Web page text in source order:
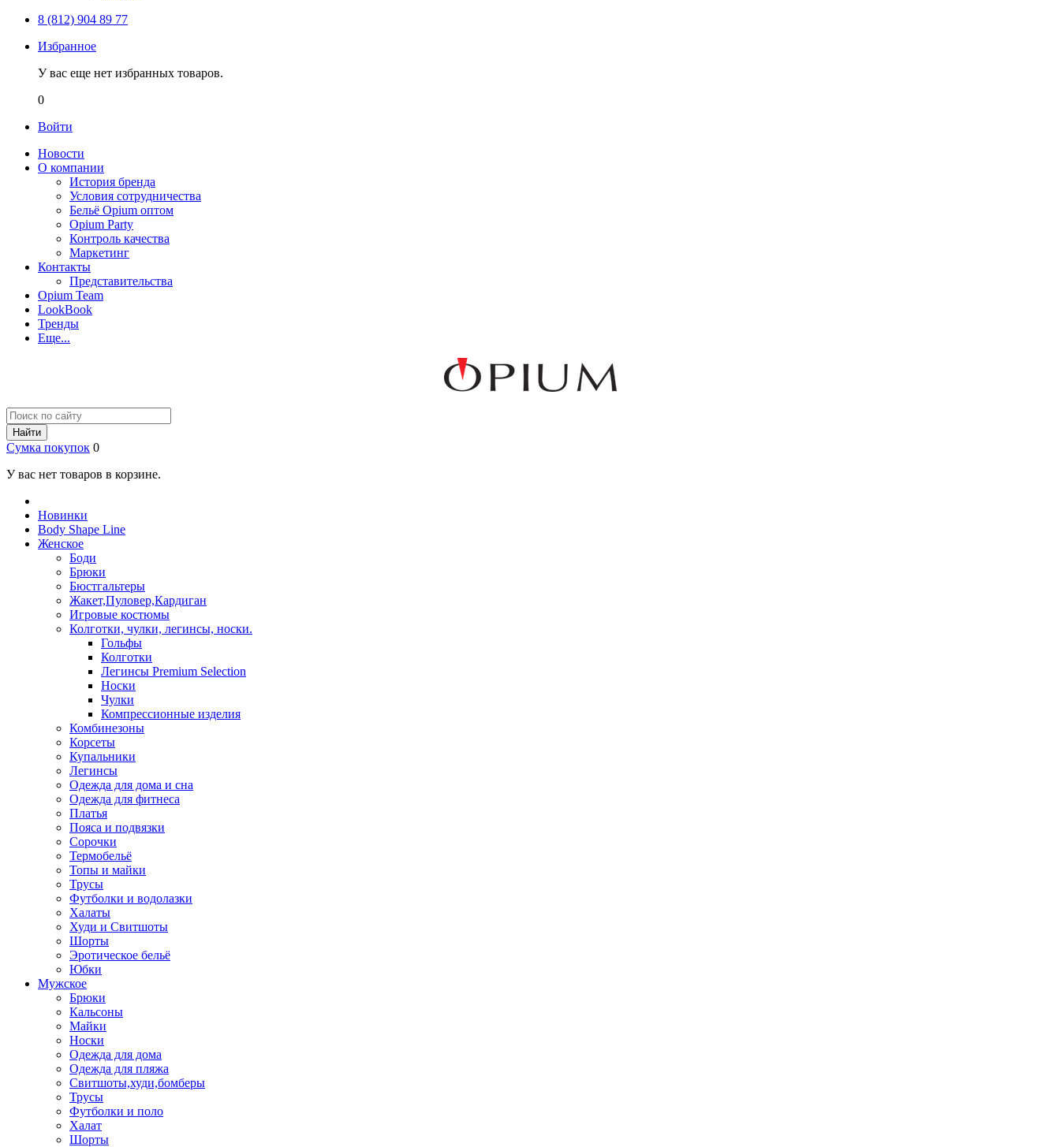
8 (812) 904 89 77
Избранное
У вас еще нет избранных товаров.
0
Войти
Новости
О компании
История бренда
Условия сотрудничества
Бельё Opium оптом
Opium Party
Контроль качества
Маркетинг
Контакты
Представительства
Opium Team
LookBook
Тренды
Еще...
Найти
Сумка покупок 0
У вас нет товаров в корзине.
Новинки
Body Shape Line
Женское
Боди
Брюки
Бюстгальтеры
Жакет,Пуловер,Кардиган
Игровые костюмы
Колготки, чулки, легинсы, носки.
Гольфы
Колготки
Легинсы Premium Selection
Носки
Чулки
Компрессионные изделия
Комбинезоны
Корсеты
Купальники
Легинсы
Одежда для дома и сна
Одежда для фитнеса
Платья
Пояса и подвязки
Сорочки
Термобельё
Топы и майки
Трусы
Футболки и водолазки
Халаты
Худи и Свитшоты
Шорты
Эротическое бельё
Юбки
Мужское
Брюки
Кальсоны
Майки
Носки
Одежда для дома
Одежда для пляжа
Свитшоты,худи,бомберы
Трусы
Футболки и поло
Халат
Шорты